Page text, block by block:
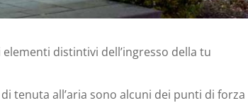
distintivi dell’ingresso della tu
tenuta all’aria sono alcuni dei punti di forza